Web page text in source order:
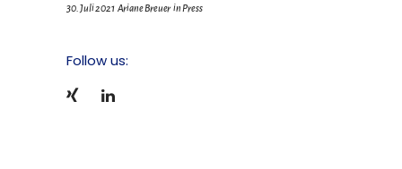
30. Juli 2021 Ariane Breuer in Press
Follow us: